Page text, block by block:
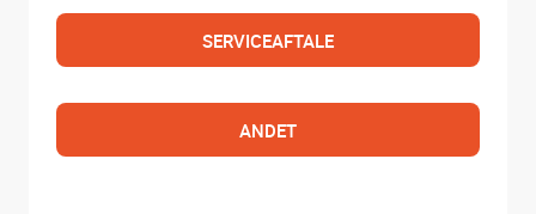
SERVICEAFTALE
ANDET